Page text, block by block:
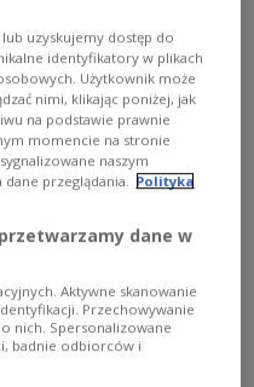
w radiowej Jedynce.
FILM
Podolska
uzyskujemy dostęp do
identyfikatory w plikach
Użytkownik może
nimi, klikając poniżej, jak
na podstawie prawnie
momencie na stronie
naszym
przeglądania.
Polityka
dane w
Aktywne skanowanie
Przechowywanie
nich. Spersonalizowane
badnie odbiorców i